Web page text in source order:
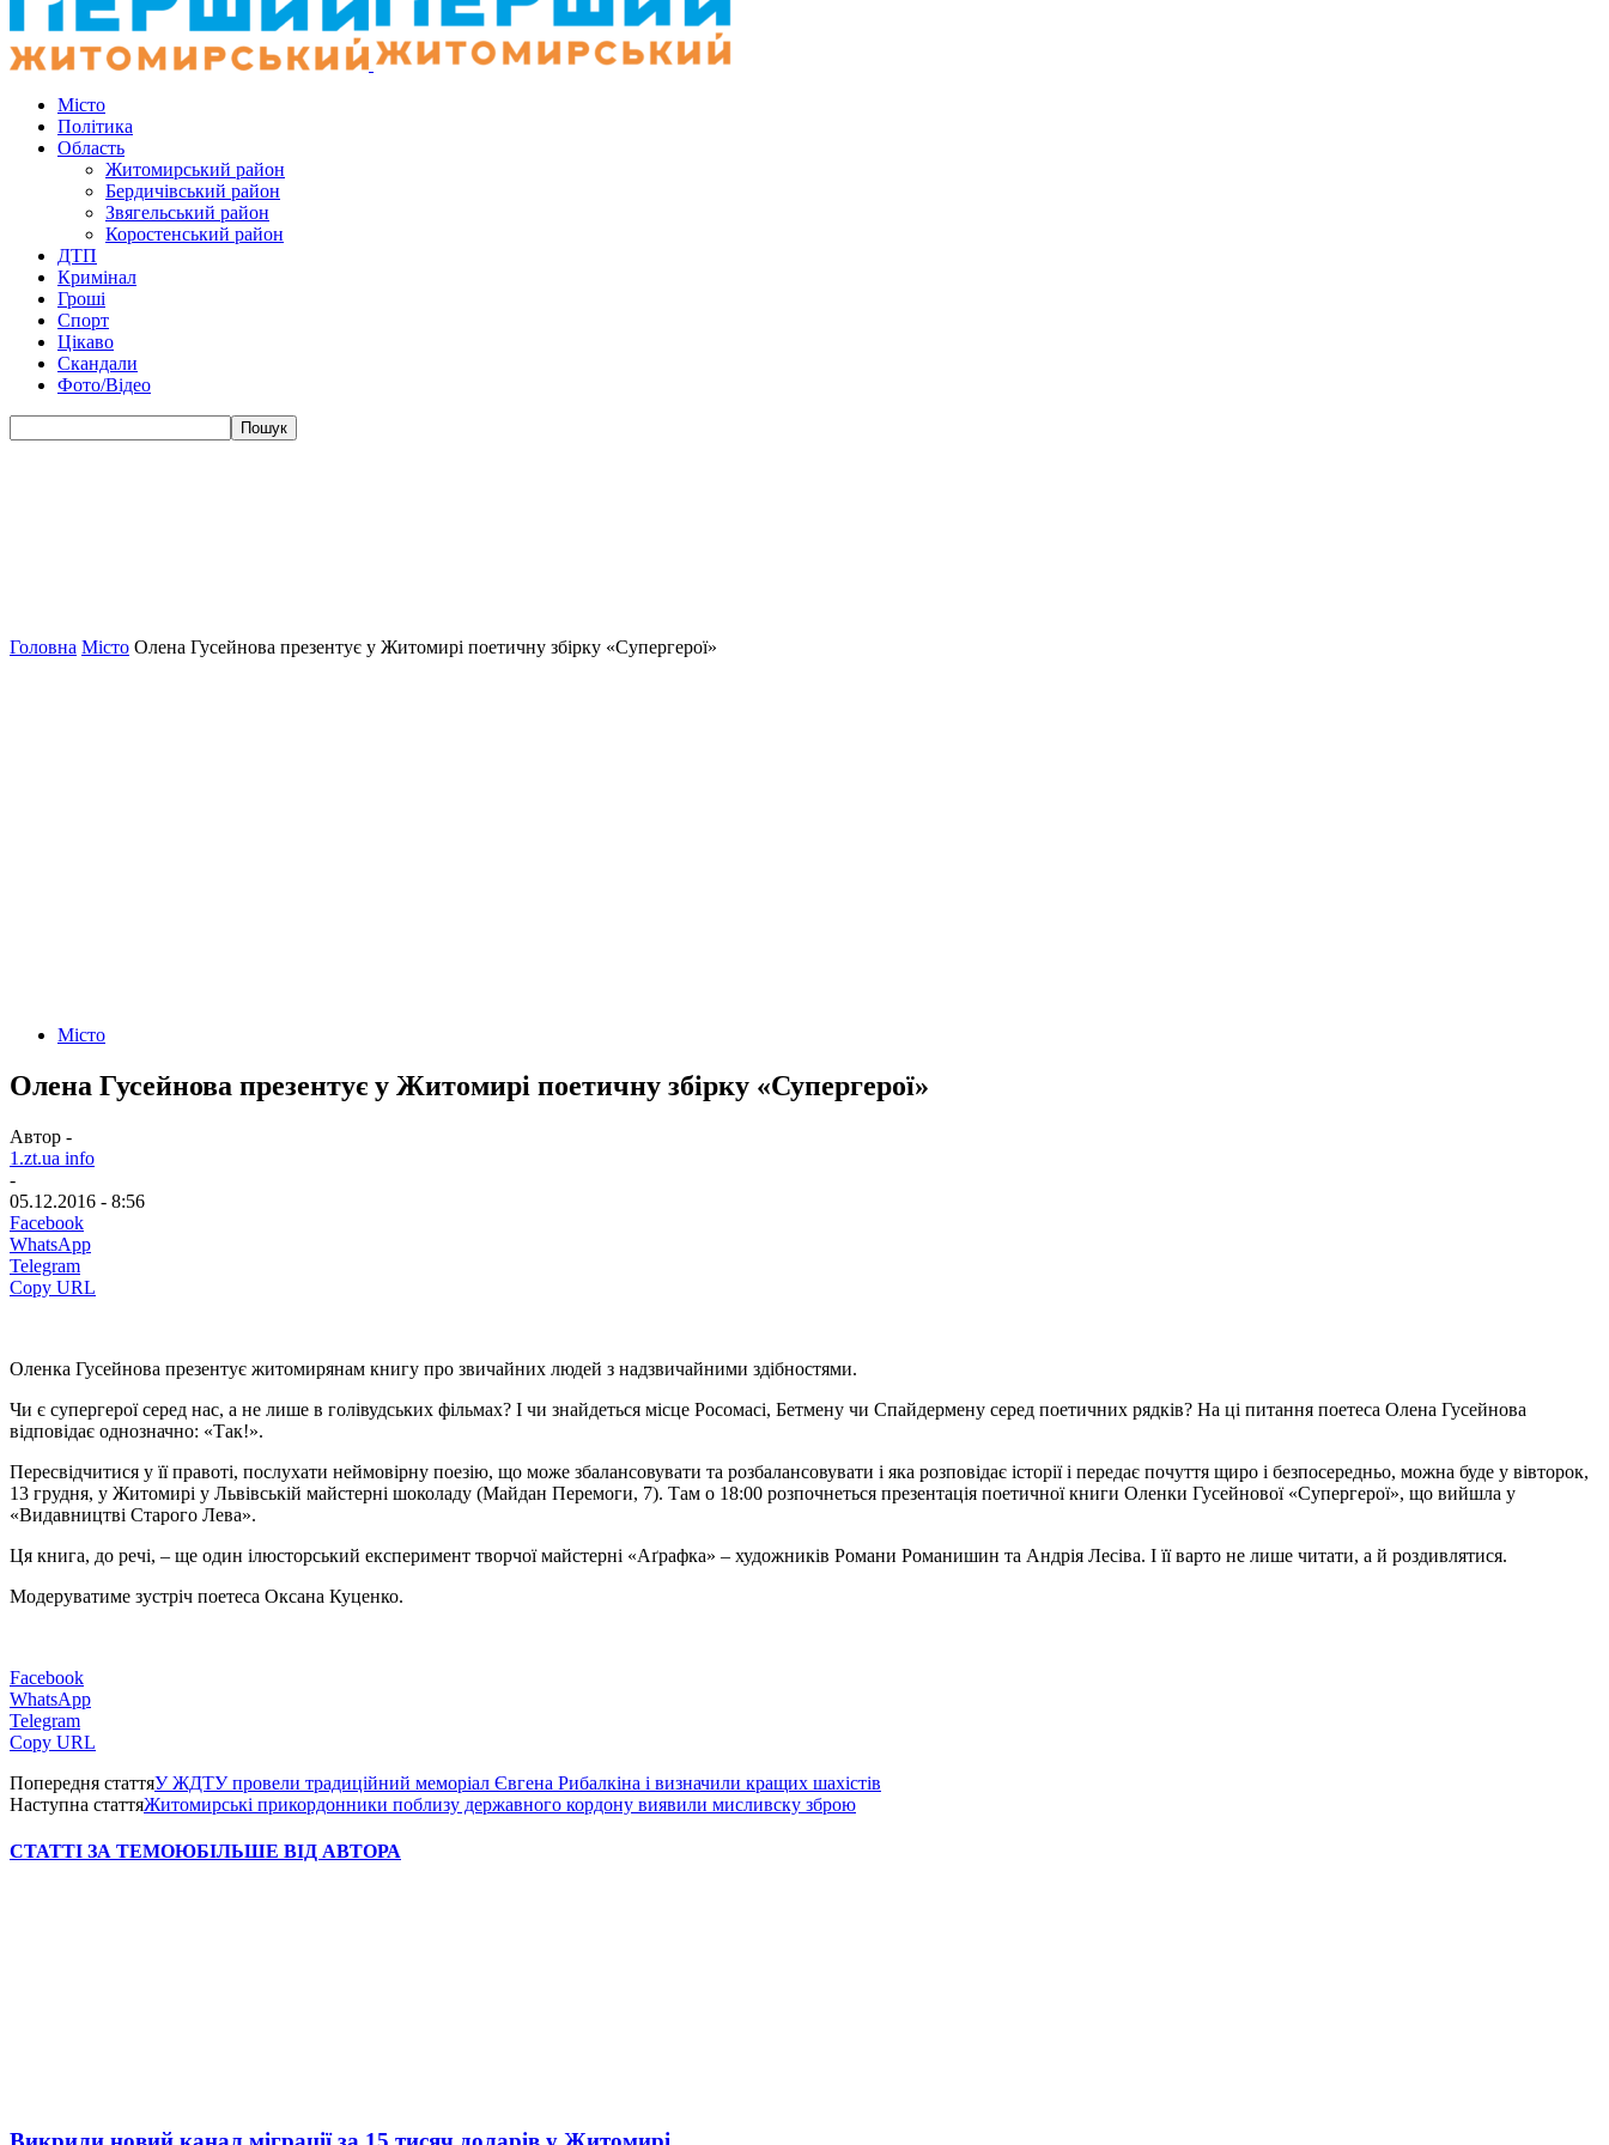
Місто
Політика
Область
Житомирський район
Бердичівський район
Звягельський район
Коростенський район
ДТП
Кримінал
Гроші
Спорт
Цікаво
Скандали
Фото/Відео
Головна Місто Олена Гусейнова презентує у Житомирі поетичну збірку «Супергерої»
Місто
Олена Гусейнова презентує у Житомирі поетичну збірку «Супергерої»
Автор -
1.zt.ua info
-
05.12.2016 - 8:56
Facebook
WhatsApp
Telegram
Copy URL
Оленка Гусейнова презентує житомирянам книгу про звичайних людей з надзвичайними здібностями.
Чи є супергерої серед нас, а не лише в голівудських фільмах? І чи знайдеться місце Росомасі, Бетмену чи Спайдермену серед поетичних рядків? На ці питання поетеса Олена Гусейнова
відповідає однозначно: «Так!».
Пересвідчитися у її правоті, послухати неймовірну поезію, що може збалансовувати та розбалансовувати і яка розповідає історії і передає почуття щиро і безпосередньо, можна буде у вівторок,
13 грудня, у Житомирі у Львівській майстерні шоколаду (Майдан Перемоги, 7). Там о 18:00 розпочнеться презентація поетичної книги Оленки Гусейнової «Супергерої», що вийшла у
«Видавництві Старого Лева».
Ця книга, до речі, – ще один ілюсторський експеримент творчої майстерні «Аґрафка» – художників Романи Романишин та Андрія Лесіва. І її варто не лише читати, а й роздивлятися.
Модеруватиме зустріч поетеса Оксана Куценко.
Facebook
WhatsApp
Telegram
Copy URL
Попередня статтяУ ЖДТУ провели традиційний меморіал Євгена Рибалкіна і визначили кращих шахістів
Наступна статтяЖитомирські прикордонники поблизу державного кордону виявили мисливску зброю
СТАТТІ ЗА ТЕМОЮБІЛЬШЕ ВІД АВТОРА